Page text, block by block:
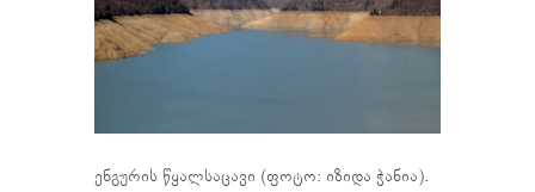
ენგურის წყალსაცავი (ფოტო: იზიდა ჭანია).